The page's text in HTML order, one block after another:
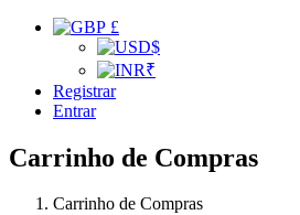
£
$
₹
Registrar
Entrar
Carrinho de Compras
Carrinho de Compras